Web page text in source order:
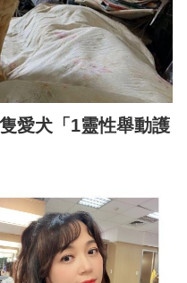
愛犬「1靈性舉動護